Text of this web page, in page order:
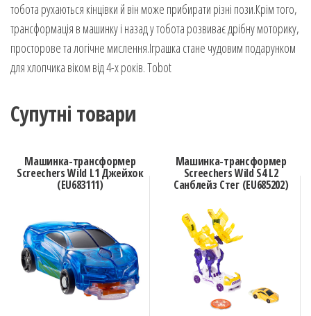
тобота рухаються кінцівки й він може прибирати різні пози.Крім того,
трансформація в машинку і назад у тобота розвиває дрібну моторику,
просторове та логічне мислення.Іграшка стане чудовим подарунком
для хлопчика віком від 4-х років. Tobot
Супутні товари
Машинка-трансформер
Screechers Wild L1 Джейхок
(EU683111)
Машинка-трансформер
Screechers Wild S4 L2
Санблейз Стег (EU685202)